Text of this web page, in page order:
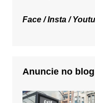
Face /Insta /
Anuncie no